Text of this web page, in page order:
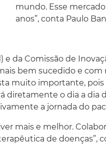
mundo. Esse
anos”, conta Paulo
da Comissão de
bem sucedido e com
muito importante,
diretamente o dia a dia
a jornada do
mais e melhor.
de doenças”,